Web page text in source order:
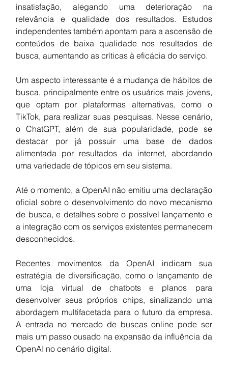
insatisfação, alegando uma deterioração na
relevância e qualidade dos resultados. Estudos
independentes também apontam para a ascensão de
conteúdos de baixa qualidade nos resultados de
busca, aumentando as críticas à eficácia do serviço.
Um aspecto interessante é a mudança de hábitos de
busca, principalmente entre os usuários mais jovens,
que optam por plataformas alternativas, como o
TikTok, para realizar suas pesquisas. Nesse cenário,
o ChatGPT, além de sua popularidade, pode se
destacar por já possuir uma base de dados
alimentada por resultados da internet, abordando
uma variedade de tópicos em seu sistema.
Até o momento, a OpenAI não emitiu uma declaração
oficial sobre o desenvolvimento do novo mecanismo
de busca, e detalhes sobre o possível lançamento e
a integração com os serviços existentes permanecem
desconhecidos.
Recentes movimentos da OpenAI indicam sua
estratégia de diversificação, como o lançamento de
uma loja virtual de chatbots e planos para
desenvolver seus próprios chips, sinalizando uma
abordagem multifacetada para o futuro da empresa.
A entrada no mercado de buscas online pode ser
mais um passo ousado na expansão da influência da
OpenAI no cenário digital.